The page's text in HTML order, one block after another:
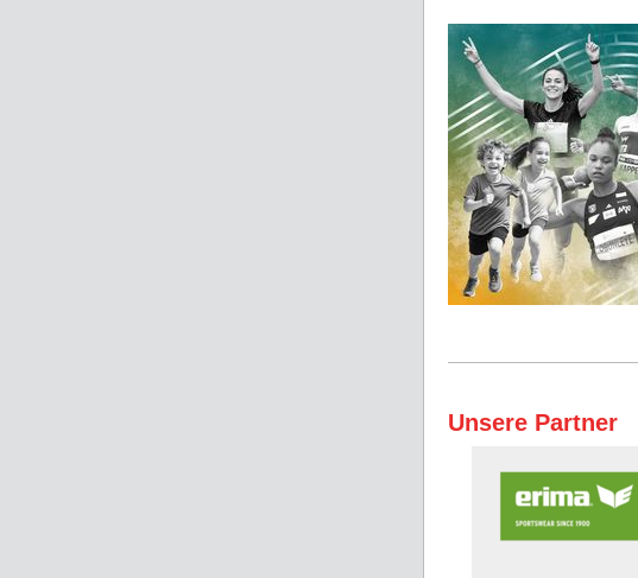
Unsere Partner